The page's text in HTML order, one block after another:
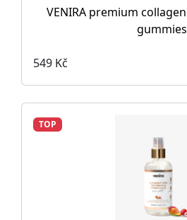
VENIRA premium
gummies
549 Kč
TOP